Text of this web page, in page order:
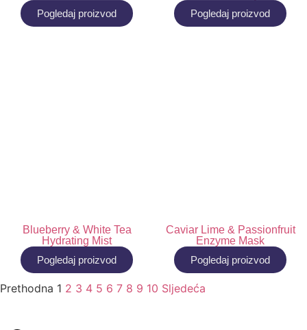
Pogledaj proizvod
Pogledaj proizvod
Blueberry & White Tea
Hydrating Mist
Pogledaj proizvod
Caviar Lime & Passionfruit
Enzyme Mask
Pogledaj proizvod
Prethodna 1 2 3 4 5 6 7 8 9 10 Sljedeća